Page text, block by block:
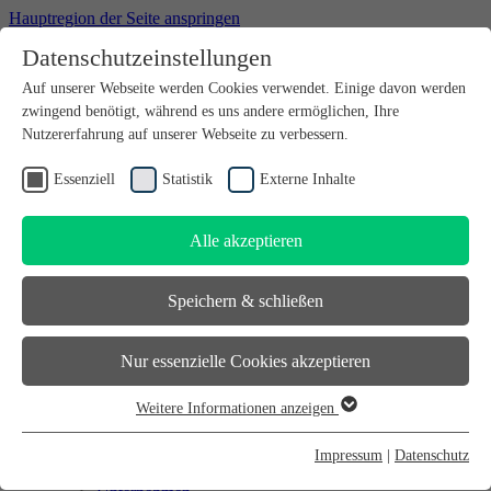
Hauptregion der Seite anspringen
Willkommen bei futureSAX - der Innovationsplattform des
Freistaates Sachsen.
Suchfeld
DE
Sächsisches Start-up-Partner-Netzwerk
Sächsisches Gründerforum
Datenschutzeinstellungen
Auf unserer Webseite werden Cookies verwendet. Einige davon werden
zwingend benötigt, während es uns andere ermöglichen, Ihre
Nutzererfahrung auf unserer Webseite zu verbessern.
Essenziell Statistik Externe Inhalte
Alle akzeptieren
Speichern & schließen
Nur essenzielle Cookies akzeptieren
Essenzielle Cookies werden für grundlegende Funktionen der
Weitere Informationen anzeigen
Impressum Datenschutz